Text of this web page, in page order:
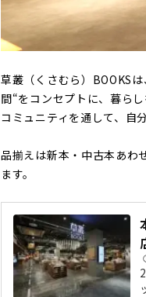
草叢（くさむら）BOOKS
間“をコンセプトに、暮ら
コミュニティを通して、自
品揃えは新本・中古本あわ
ます。